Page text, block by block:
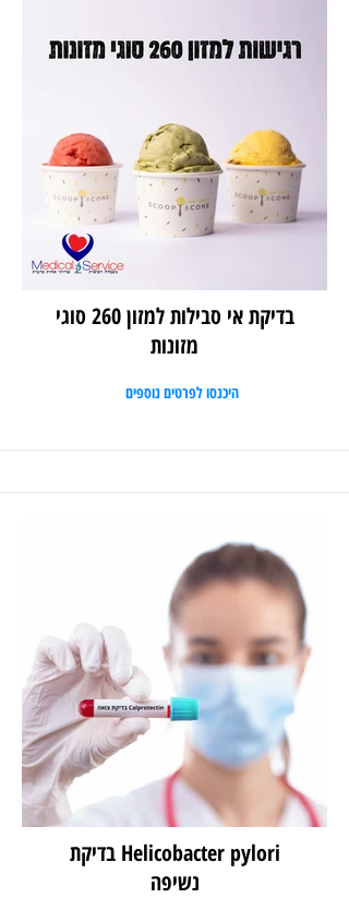
בדיקת אי סבילות למזון 260 סוגי
מזונות
היכנסו לפרטים נוספים
Helicobacter pylori בדיקת
נשיפה